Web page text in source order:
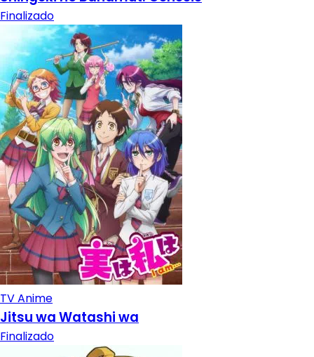
Finalizado
TV Anime
Jitsu wa Watashi wa
Finalizado